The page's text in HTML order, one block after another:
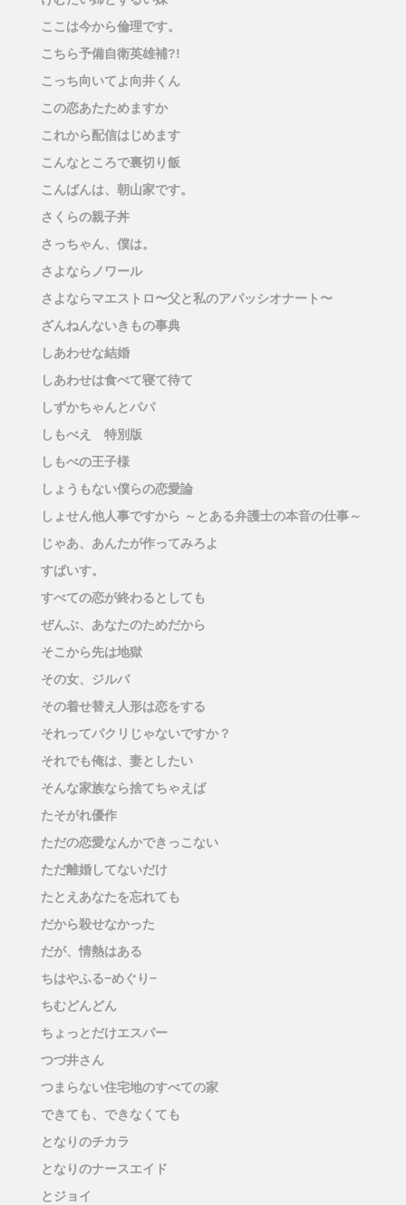
ここは今から倫理です。
こちら予備自衛英雄補?!
こっち向いてよ向井くん
この恋あたためますか
これから配信はじめます
こんなところで裏切り飯
こんばんは、朝山家です。
さくらの親子丼
さっちゃん、僕は。
さよならノワール
さよならマエストロ〜父と私のアパッシオナート〜
ざんねんないきもの事典
しあわせな結婚
しあわせは食べて寝て待て
しずかちゃんとパパ
しもべえ 特別版
しもべの王子様
しょうもない僕らの恋愛論
しょせん他人事ですから ～とある弁護士の本音の仕事～
じゃあ、あんたが作ってみろよ
すぱいす。
すべての恋が終わるとしても
ぜんぶ、あなたのためだから
そこから先は地獄
その女、ジルバ
その着せ替え人形は恋をする
それってパクリじゃないですか？
それでも俺は、妻としたい
そんな家族なら捨てちゃえば
たそがれ優作
ただの恋愛なんかできっこない
ただ離婚してないだけ
たとえあなたを忘れても
だから殺せなかった
だが、情熱はある
ちはやふる−めぐり−
ちむどんどん
ちょっとだけエスパー
つづ井さん
つまらない住宅地のすべての家
できても、できなくても
となりのチカラ
となりのナースエイド
とジョイ